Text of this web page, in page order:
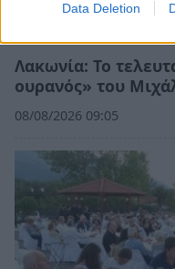
Data Deletion
Λακωνία: Το
ουρανός» του
08/08/2026 09:05